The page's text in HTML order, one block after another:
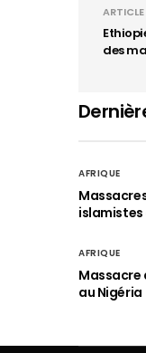
des
AFRIQUE
islamistes
AFRIQUE
Massacre
au Nigéria